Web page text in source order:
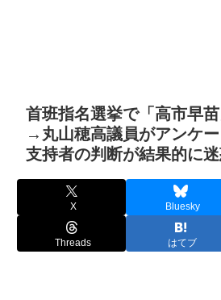
首班指名選挙で「高市早
→丸山穂高議員がアンケー
支持者の判断が結果的に
X Bluesky
Threads はてブ